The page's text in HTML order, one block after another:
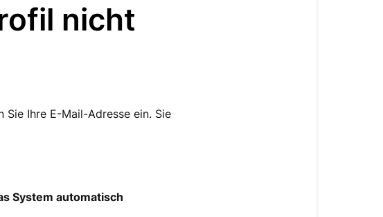
nicht
Sie Ihre E-Mail-Adresse ein. Sie
System automatisch